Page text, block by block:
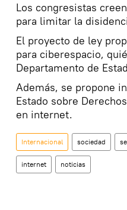
Los congresistas
para limitar la
El proyecto de ley
para ciberespacio,
Departamento de
Además, se propone
Estado sobre
en internet.
Internacional sociedad
internet noticias